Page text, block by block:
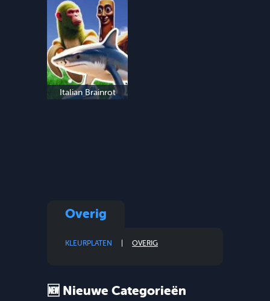
Italian Brainrot
Overig
KLEURPLATEN OVERIG
🆕 Nieuwe Categorieën